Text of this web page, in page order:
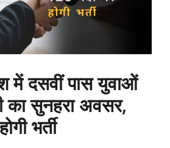
में दसवीं पास युवाओं
का सुनहरा अवसर,
भर्ती